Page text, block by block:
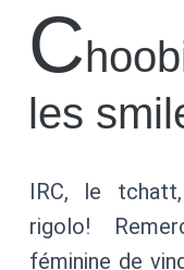
C
les
IRC, le
rigolo!
féminine de